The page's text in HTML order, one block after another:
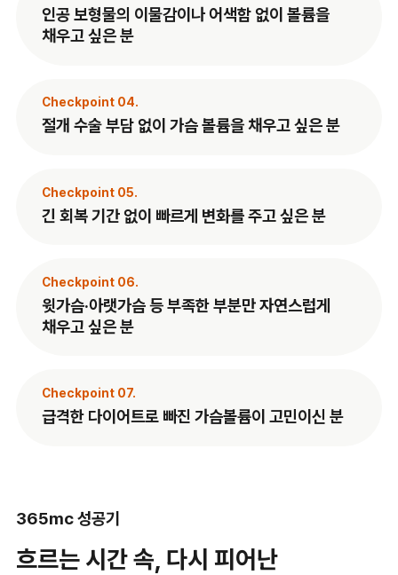
인공 보형물의 이물감이나 어색함 없이 볼륨을
채우고 싶은 분
Checkpoint 04.
절개 수술 부담 없이 가슴 볼륨을 채우고 싶은 분
Checkpoint 05.
긴 회복 기간 없이 빠르게 변화를 주고 싶은 분
Checkpoint 06.
윗가슴·아랫가슴 등 부족한 부분만 자연스럽게
채우고 싶은 분
Checkpoint 07.
급격한 다이어트로 빠진 가슴볼륨이 고민이신 분
365mc 성공기
흐르는 시간 속, 다시 피어난